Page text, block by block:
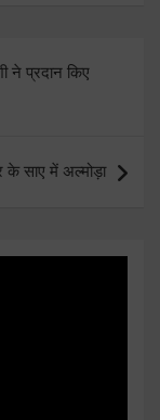
ने प्रदान किए
साए में अल्मोड़ा